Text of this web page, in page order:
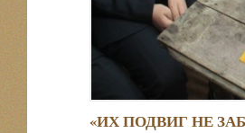
«ИХ ПОДВИГ НЕ